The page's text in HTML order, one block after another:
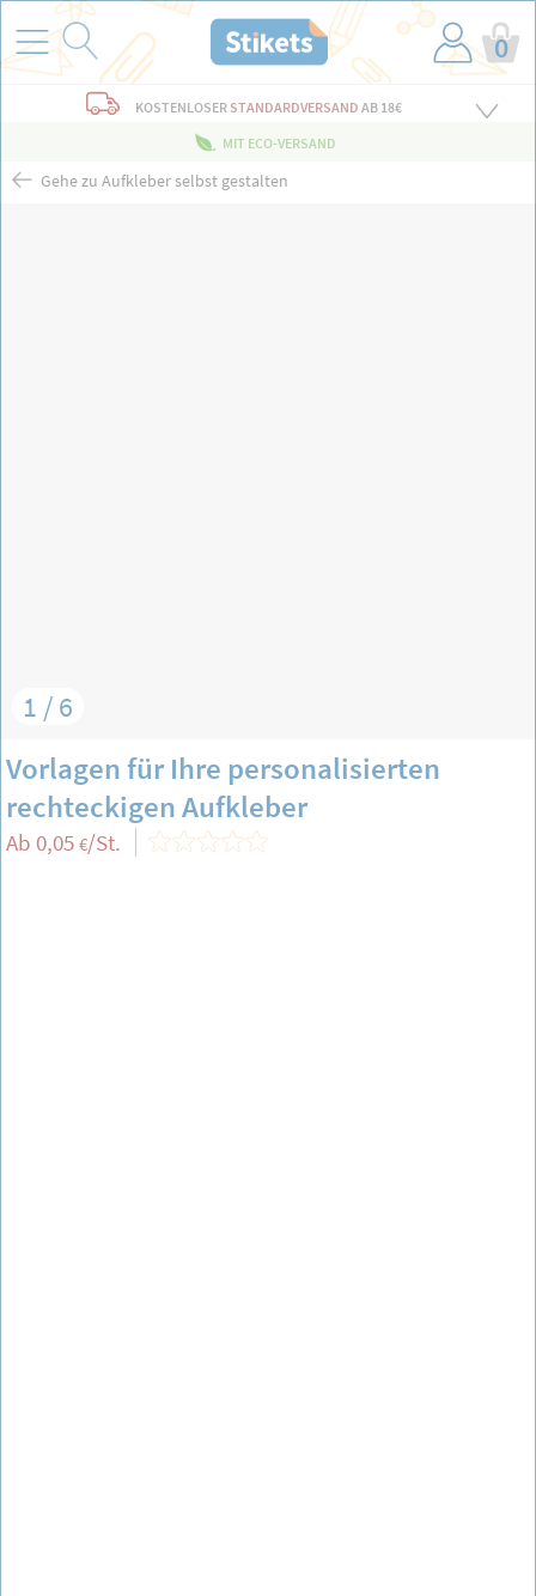
0
KOSTENLOSER STANDARDVERSAND AB 18€
MIT ECO-VERSAND
Gehe zu Aufkleber selbst gestalten
1 / 6
Vorlagen für Ihre personalisierten
rechteckigen Aufkleber
Ab 0,05 €/St.